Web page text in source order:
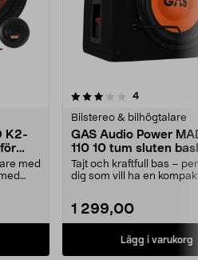
K2-
med
4recensioner
Bilstereo & bilhögtalare
GAS Audio Power
110 10 tum sluten
250 W RMS
Tajt och kraftfull bas –
dig som vill ha en
1 299,00
Lägg i varukorg
4.5av 5 stjärnor